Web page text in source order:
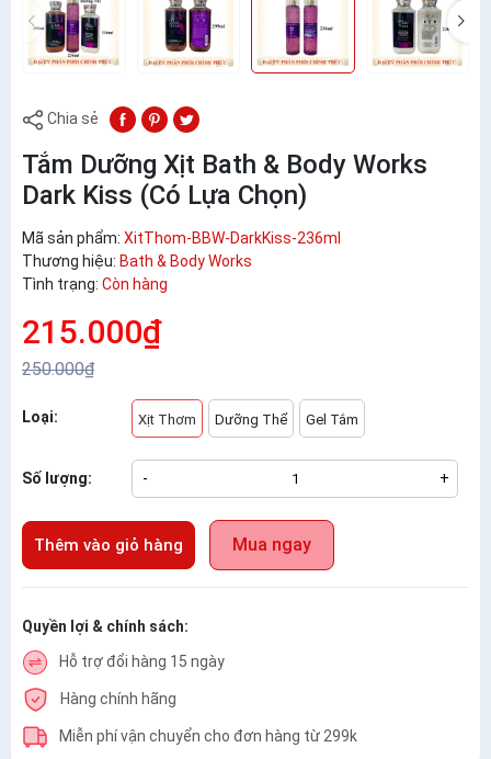
Chia sẻ
Tắm Dưỡng Xịt Bath & Body Works
Dark Kiss (Có Lựa Chọn)
Mã sản phẩm: XitThom-BBW-DarkKiss-236ml
Thương hiệu: Bath & Body Works
Tình trạng: Còn hàng
215.000₫
250.000₫
Loại: Xịt Thơm Dưỡng Thể Gel Tắm
Số lượng: - +
Thêm vào giỏ hàng Mua ngay
Quyền lợi & chính sách:
Hỗ trợ đổi hàng 15 ngày
Hàng chính hãng
Miễn phí vận chuyển cho đơn hàng từ 299k